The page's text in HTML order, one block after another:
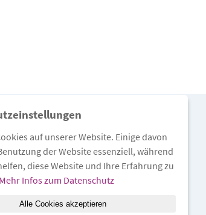
auf unserer Website. Einige davon
der Website essenziell, während
diese Website und Ihre Erfahrung zu
Mehr Infos zum Datenschutz
Alle Cookies akzeptieren